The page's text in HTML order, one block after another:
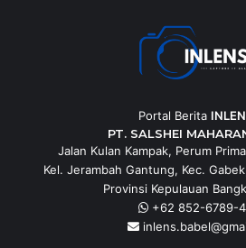
Portal Berita
PT. SALSHEI
Jalan Kulan Kampak, Perum
Kel. Jerambah Gantung, Kec.
Provinsi Kepulauan
+62 852-6789-